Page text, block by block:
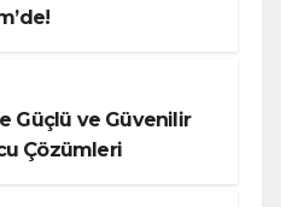
Güçlü ve Güvenilir
Çözümleri